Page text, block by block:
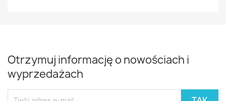
Otrzymuj informację o nowościach i
wyprzedażach